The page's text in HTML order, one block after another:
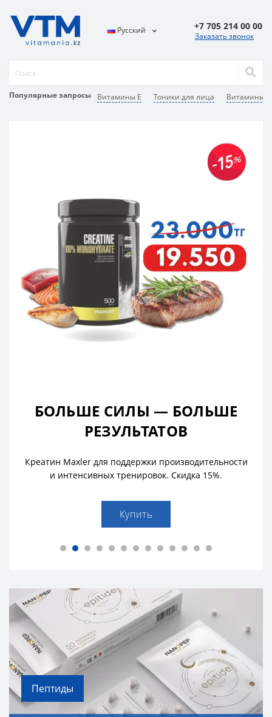
Популярные запросы Витамины Е Тоники для лица Витамины К
Русский +7 705 214 00 00
Заказать звонок
БОЛЬШЕ СИЛЫ — БОЛЬШЕ
РЕЗУЛЬТАТОВ
Креатин Maxler для поддержки производительности
и интенсивных тренировок. Скидка 15%.
Купить
Пептиды